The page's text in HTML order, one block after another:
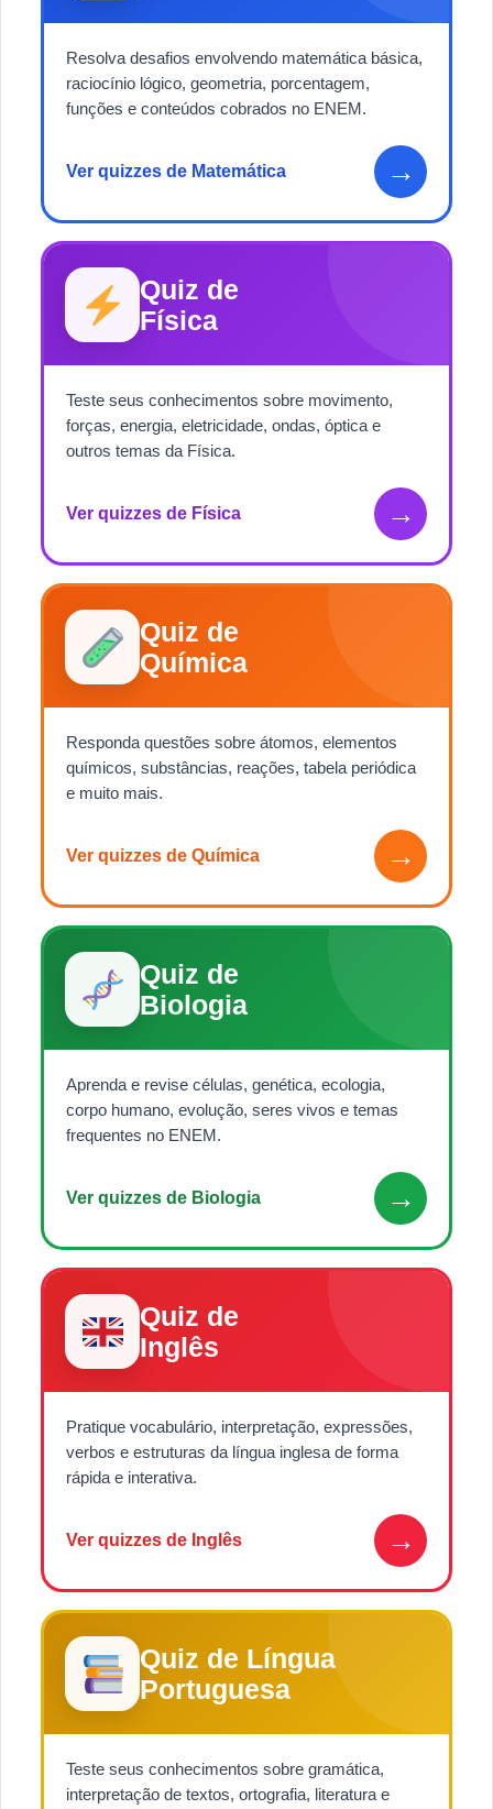
Resolva desafios envolvendo matemática básica,
raciocínio lógico, geometria, porcentagem,
funções e conteúdos cobrados no ENEM.
Ver quizzes de Matemática →
Quiz de
Física
Teste seus conhecimentos sobre movimento,
forças, energia, eletricidade, ondas, óptica e
outros temas da Física.
Ver quizzes de Física →
Quiz de
Química
Responda questões sobre átomos, elementos
químicos, substâncias, reações, tabela periódica
e muito mais.
Ver quizzes de Química →
Quiz de
Biologia
Aprenda e revise células, genética, ecologia,
corpo humano, evolução, seres vivos e temas
frequentes no ENEM.
Ver quizzes de Biologia →
Quiz de
Inglês
Pratique vocabulário, interpretação, expressões,
verbos e estruturas da língua inglesa de forma
rápida e interativa.
Ver quizzes de Inglês →
Quiz de Língua
Portuguesa
Teste seus conhecimentos sobre gramática,
interpretação de textos, ortografia, literatura e